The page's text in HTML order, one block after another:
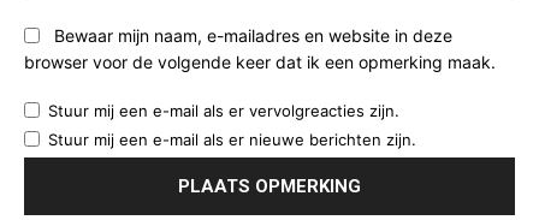
Bewaar mijn naam, e-mailadres en website in deze
browser voor de volgende keer dat ik een opmerking maak.
Stuur mij een e-mail als er vervolgreacties zijn.
Stuur mij een e-mail als er nieuwe berichten zijn.